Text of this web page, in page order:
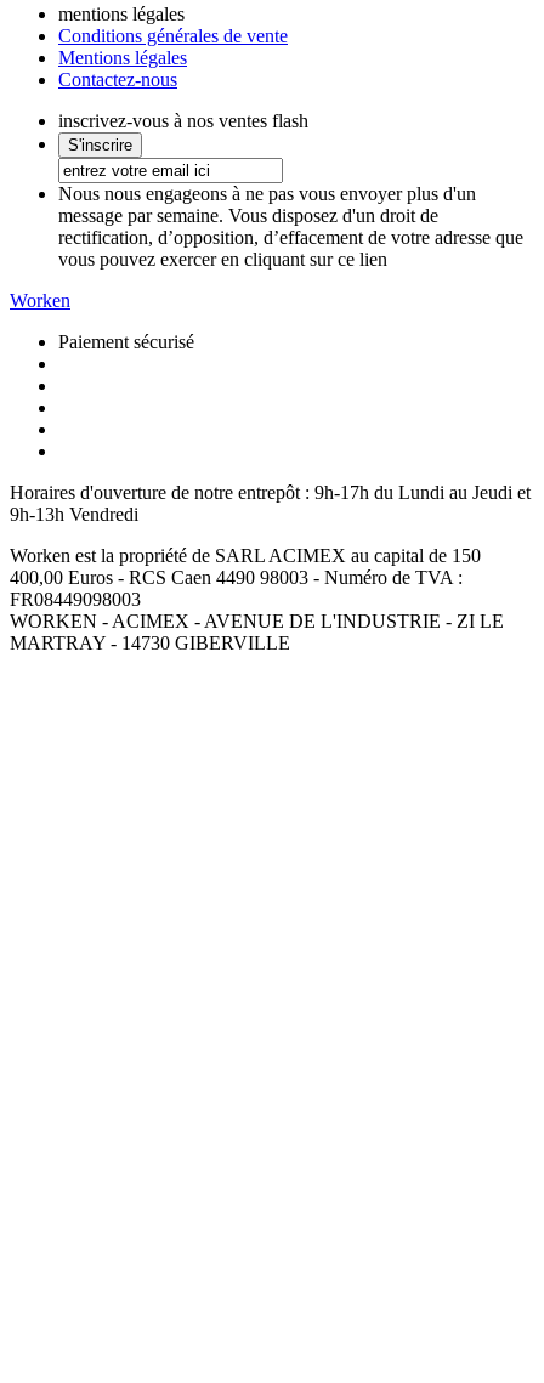
mentions légales
Conditions générales de vente
Mentions légales
Contactez-nous
inscrivez-vous à nos ventes flash
Nous nous engageons à ne pas vous envoyer plus d'un
message par semaine. Vous disposez d'un droit de
rectification, d’opposition, d’effacement de votre adresse que
vous pouvez exercer en cliquant sur ce lien
Worken
Paiement sécurisé
Horaires d'ouverture de notre entrepôt : 9h-17h du Lundi au Jeudi et
9h-13h Vendredi
Worken est la propriété de SARL ACIMEX au capital de 150
400,00 Euros - RCS Caen 4490 98003 - Numéro de TVA :
FR08449098003
WORKEN - ACIMEX - AVENUE DE L'INDUSTRIE - ZI LE
MARTRAY - 14730 GIBERVILLE